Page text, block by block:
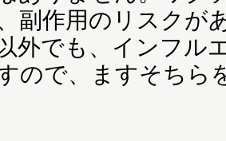
副作用のリスクが
外でも、インフル
ので、ますそちら